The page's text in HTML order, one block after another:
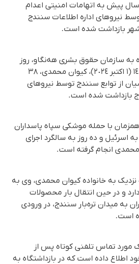
، جوانی که ١٧ سال پیش به اتهامات امنیتی اعدام
نیروهای اداره اطلاعات سنندج
بازداشت شده است.
سازمان حقوق بشری هه‌نگاو، روز
سه‌شنبه ١٠ مهرماه ١٤٠٣ (١ اکتبر ٢٠٢٤)، کیوان محمدی، ٣٨
از توابع سنندج توسط نیروهای
بازداشت شده است.
با حمله موشکی سپاه پاسداران
اسرئیل و ده روز به سالگرد اجرای
انجام گرفته است.
به خانواده کیوان محمدی، وی به
و در حین انتقال بار محصولات
به میدان تره‌بار سنندج، در ورودی
است.
مورد تماس تلفنی کوتاه پس از
اطلاع داده است که در بازداشتگاه به